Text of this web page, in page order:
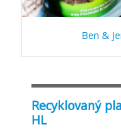
Ben &
Recyklovaný
HL